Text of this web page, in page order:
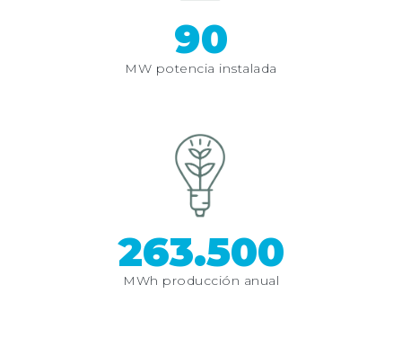
90
MW potencia instalada
263.500
MWh producción anual